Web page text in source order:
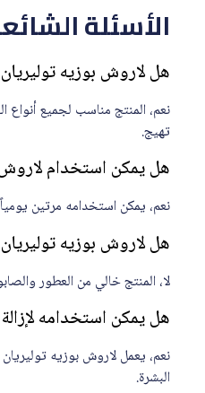
الأسئلة
هل لاروش بوزيه توليريان ديرمو منظف
نعم، المنتج مناسب لجميع أنواع
تهيج.
هل يمكن استخدام لاروش
نعم، يمكن استخدامه مرتين
هل لاروش بوزيه توليريان ديرمو منظف الوجه
لا، المنتج خالي من العطور
هل يمكن استخدامه
البشرة.